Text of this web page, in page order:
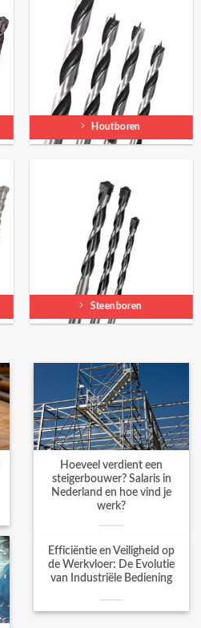
Houtboren
Steenboren
Hoeveel verdient een
steigerbouwer? Salaris in
Nederland en hoe vind je
werk?
Efficiëntie en Veiligheid op
de Werkvloer: De Evolutie
van Industriële Bediening